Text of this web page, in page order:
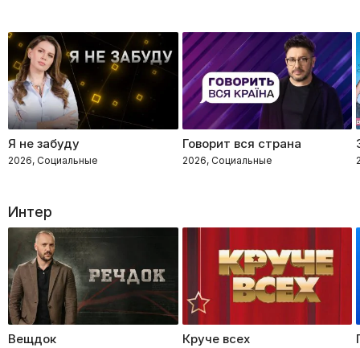
Я не забуду
2026, Социальные
Говорит вся страна
2026, Социальные
Интер
Вещдок Круче всех